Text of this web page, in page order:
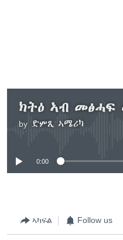
by ድምጺ ኣሜሪካ
No media
0:00
ኣካፍል Follow us